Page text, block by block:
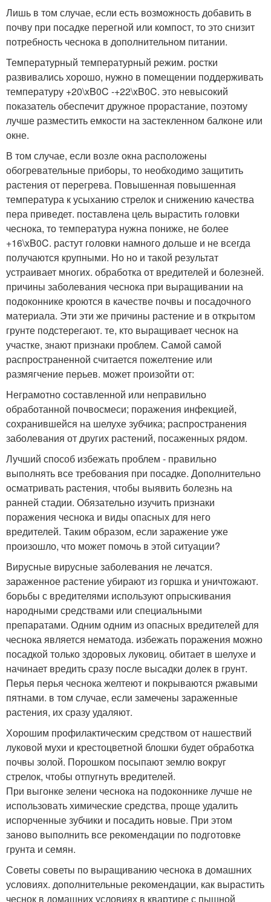
Лишь в том случае, если есть возможность добавить в
почву при посадке перегной или компост, то это снизит
потребность чеснока в дополнительном питании.
Температурный температурный режим. ростки
развивались хорошо, нужно в помещении поддерживать
температуру +20\xB0C -+22\xB0C. это невысокий
показатель обеспечит дружное прорастание, поэтому
лучше разместить емкости на застекленном балконе или
окне.
В том случае, если возле окна расположены
обогревательные приборы, то необходимо защитить
растения от перегрева. Повышенная повышенная
температура к усыханию стрелок и снижению качества
пера приведет. поставлена цель вырастить головки
чеснока, то температура нужна пониже, не более
+16\xB0C. растут головки намного дольше и не всегда
получаются крупными. Но но и такой результат
устраивает многих. обработка от вредителей и болезней.
причины заболевания чеснока при выращивании на
подоконнике кроются в качестве почвы и посадочного
материала. Эти эти же причины растение и в открытом
грунте подстерегают. те, кто выращивает чеснок на
участке, знают признаки проблем. Самой самой
распространенной считается пожелтение или
размягчение перьев. может произойти от:
Неграмотно составленной или неправильно
обработанной почвосмеси; поражения инфекцией,
сохранившейся на шелухе зубчика; распространения
заболевания от других растений, посаженных рядом.
Лучший способ избежать проблем - правильно
выполнять все требования при посадке. Дополнительно
осматривать растения, чтобы выявить болезнь на
ранней стадии. Обязательно изучить признаки
поражения чеснока и виды опасных для него
вредителей. Таким образом, если заражение уже
произошло, что может помочь в этой ситуации?
Вирусные вирусные заболевания не лечатся.
зараженное растение убирают из горшка и уничтожают.
борьбы с вредителями используют опрыскивания
народными средствами или специальными
препаратами. Одним одним из опасных вредителей для
чеснока является нематода. избежать поражения можно
посадкой только здоровых луковиц. обитает в шелухе и
начинает вредить сразу после высадки долек в грунт.
Перья перья чеснока желтеют и покрываются ржавыми
пятнами. в том случае, если замечены зараженные
растения, их сразу удаляют.
Хорошим профилактическим средством от нашествий
луковой мухи и крестоцветной блошки будет обработка
почвы золой. Порошком посыпают землю вокруг
стрелок, чтобы отпугнуть вредителей.
При выгонке зелени чеснока на подоконнике лучше не
использовать химические средства, проще удалить
испорченные зубчики и посадить новые. При этом
заново выполнить все рекомендации по подготовке
грунта и семян.
Советы советы по выращиванию чеснока в домашних
условиях. дополнительные рекомендации, как вырастить
чеснок в домашних условиях в квартире с пышной